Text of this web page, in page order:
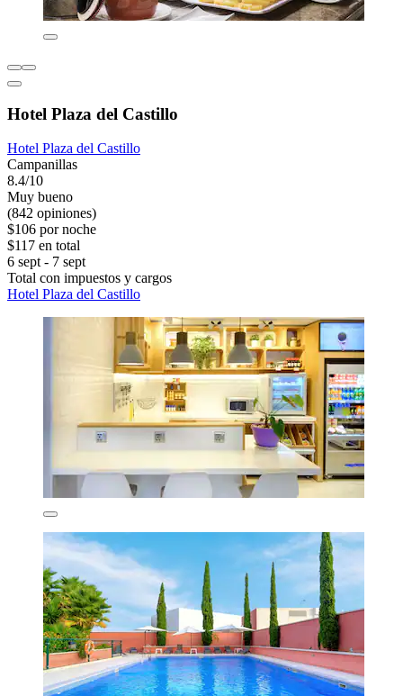
Hotel Plaza del Castillo
Hotel Plaza del Castillo
Campanillas
8.4/10
Muy bueno
(842 opiniones)
$106 por noche
$117 en total
6 sept - 7 sept
Total con impuestos y cargos
Hotel Plaza del Castillo